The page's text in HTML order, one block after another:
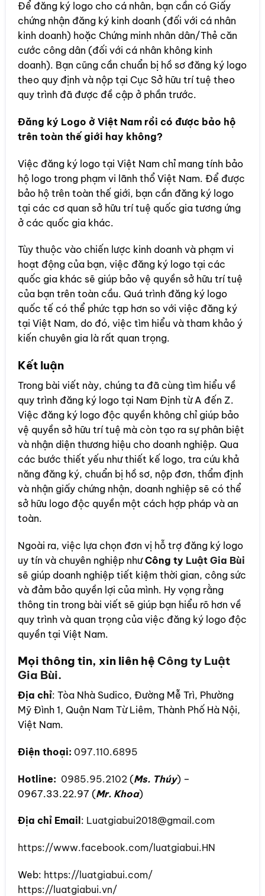
Để đăng ký logo cho cá nhân, bạn cần có Giấy
chứng nhận đăng ký kinh doanh (đối với cá nhân
kinh doanh) hoặc Chứng minh nhân dân/Thẻ căn
cước công dân (đối với cá nhân không kinh
doanh). Bạn cũng cần chuẩn bị hồ sơ đăng ký logo
theo quy định và nộp tại Cục Sở hữu trí tuệ theo
quy trình đã được đề cập ở phần trước.
Đăng ký Logo ở Việt Nam rồi có được bảo hộ
trên toàn thế giới hay không?
Việc đăng ký logo tại Việt Nam chỉ mang tính bảo
hộ logo trong phạm vi lãnh thổ Việt Nam. Để được
bảo hộ trên toàn thế giới, bạn cần đăng ký logo
tại các cơ quan sở hữu trí tuệ quốc gia tương ứng
ở các quốc gia khác.
Tùy thuộc vào chiến lược kinh doanh và phạm vi
hoạt động của bạn, việc đăng ký logo tại các
quốc gia khác sẽ giúp bảo vệ quyền sở hữu trí tuệ
của bạn trên toàn cầu. Quá trình đăng ký logo
quốc tế có thể phức tạp hơn so với việc đăng ký
tại Việt Nam, do đó, việc tìm hiểu và tham khảo ý
kiến chuyên gia là rất quan trọng.
Kết luận
Trong bài viết này, chúng ta đã cùng tìm hiểu về
quy trình đăng ký logo tại Nam Định từ A đến Z.
Việc đăng ký logo độc quyền không chỉ giúp bảo
vệ quyền sở hữu trí tuệ mà còn tạo ra sự phân biệt
và nhận diện thương hiệu cho doanh nghiệp. Qua
các bước thiết yếu như thiết kế logo, tra cứu khả
năng đăng ký, chuẩn bị hồ sơ, nộp đơn, thẩm định
và nhận giấy chứng nhận, doanh nghiệp sẽ có thể
sở hữu logo độc quyền một cách hợp pháp và an
toàn.
Ngoài ra, việc lựa chọn đơn vị hỗ trợ đăng ký logo
uy tín và chuyên nghiệp nhưCông ty Luật Gia Bùi
sẽ giúp doanh nghiệp tiết kiệm thời gian, công sức
và đảm bảo quyền lợi của mình. Hy vọng rằng
thông tin trong bài viết sẽ giúp bạn hiểu rõ hơn về
quy trình và quan trọng của việc đăng ký logo độc
quyền tại Việt Nam.
Mọi thông tin, xin liên hệ Công ty Luật
Gia Bùi.
Địa chỉ: Tòa Nhà Sudico, Đường Mễ Trì, Phường
Mỹ Đình 1, Quận Nam Từ Liêm, Thành Phố Hà Nội,
Việt Nam.
Điện thoại: 097.110.6895
Hotline: 0985.95.2102(Ms. Thúy) –
0967.33.22.97 (Mr. Khoa)
Địa chỉ Email : Luatgiabui2018@gmail.com
https://www.facebook.com/luatgiabui.HN
Web: https://luatgiabui.com/
https://luatgiabui.vn/